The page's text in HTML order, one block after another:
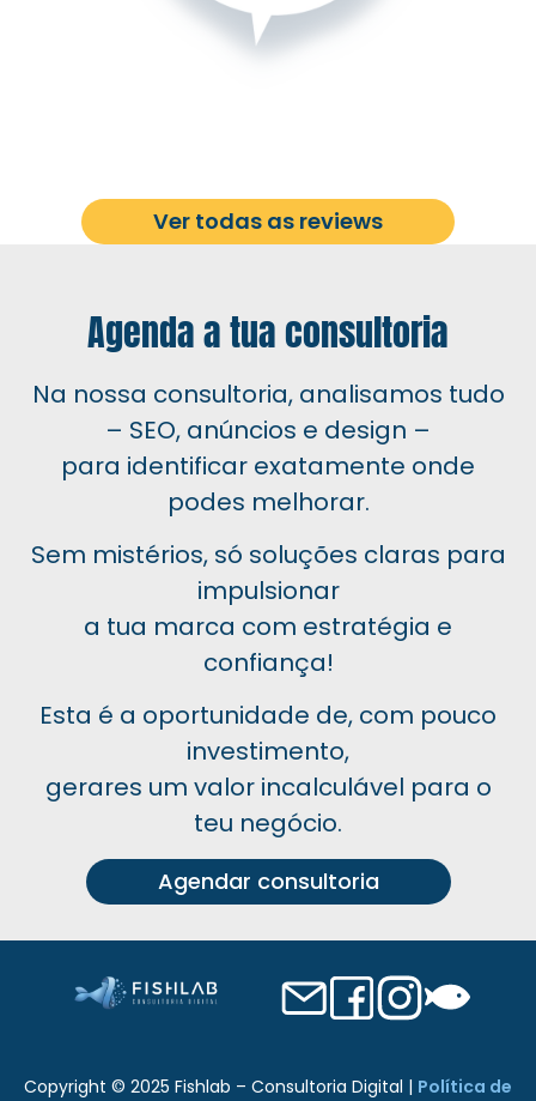
Ver todas as reviews
Agenda a tua consultoria
Na nossa consultoria, analisamos tudo
– SEO, anúncios e design –
para identificar exatamente onde
podes melhorar.
Sem mistérios, só soluções claras para
impulsionar
a tua marca com estratégia e
confiança!
Esta é a oportunidade de, com pouco
investimento,
gerares um valor incalculável para o
teu negócio.
Agendar consultoria
Copyright © 2025 Fishlab – Consultoria Digital | Política de